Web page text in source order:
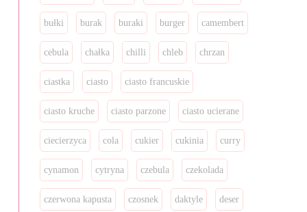
bułki burak buraki burger camembert
cebula chałka chilli chleb chrzan
ciastka ciasto ciasto francuskie
ciasto kruche ciasto parzone ciasto ucierane
ciecierzyca cola cukier cukinia curry
cynamon cytryna czebula czekolada
czerwona kapusta czosnek daktyle deser